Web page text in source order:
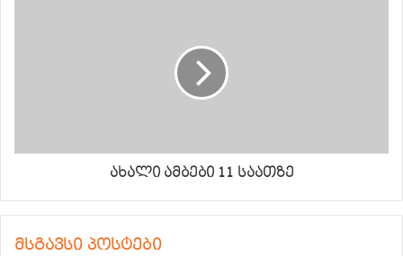
ახალი ამბები 11 საათზე
მსგავსი პოსტები